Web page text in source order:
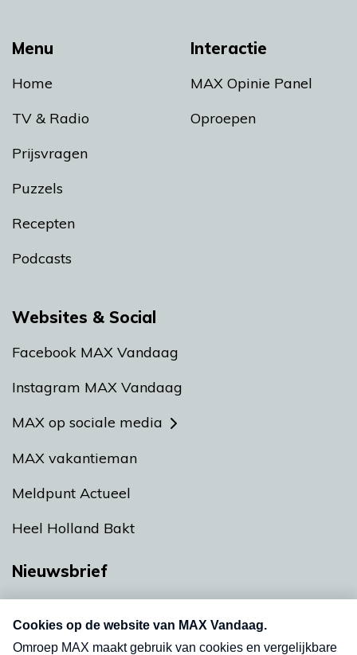
Menu
Home
TV & Radio
Prijsvragen
Puzzels
Recepten
Podcasts
Interactie
MAX Opinie Panel
Oproepen
Websites & Social
Facebook MAX Vandaag
Instagram MAX Vandaag
MAX op sociale media
MAX vakantieman
Meldpunt Actueel
Heel Holland Bakt
Nieuwsbrief
nieuwsbrief. Elke vrijdag- en dinsdagochtend in
uw mailbox.